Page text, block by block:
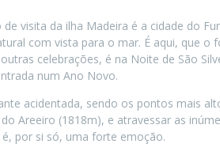
visita da ilha Madeira é a cidade do
com vista para o mar. É aqui, que o
celebrações, é na Noite de São
num Ano Novo.
acidentada, sendo os pontos mais
Areeiro (1818m), e atravessar as
é, por si só, uma forte emoção.